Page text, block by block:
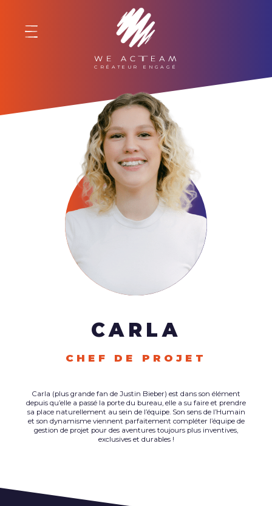
WE ACTEAM
CARLA
CHEF DE PROJET
Carla (plus grande fan de Justin Bieber) est dans son élément
depuis qu’elle a passé la porte du bureau, elle a su faire et prendre
sa place naturellement au sein de l’équipe. Son sens de l’Humain
et son dynamisme viennent parfaitement compléter l’équipe de
gestion de projet pour des aventures toujours plus inventives,
exclusives et durables !